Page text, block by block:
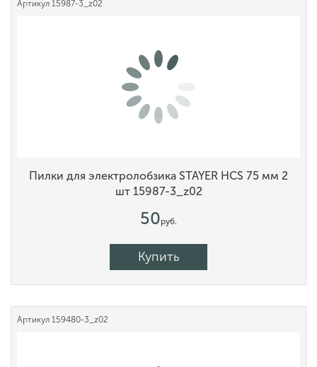
Артикул 15987-3_z02
Пилки для электролобзика STAYER HCS 75 мм 2
шт 15987-3_z02
50руб.
Купить
Артикул 159480-3_z02